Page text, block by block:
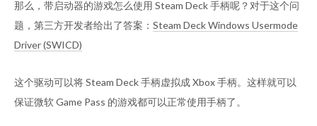
那么，带启动器的游戏怎么使用 Steam Deck 手柄呢？对于这个问
题，第三方开发者给出了答案： Steam Deck Windows Usermode
Driver (SWICD)
这个驱动可以将 Steam Deck 手柄虚拟成 Xbox 手柄。这样就可以
保证微软 Game Pass 的游戏都可以正常使用手柄了。